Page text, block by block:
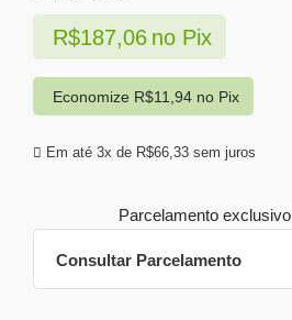
Em até 3x de R$66,33 sem juros
R$187,06 no Pix
Economize R$11,94no Pix
Parcelamento exclusivo
Consultar Parcelamento